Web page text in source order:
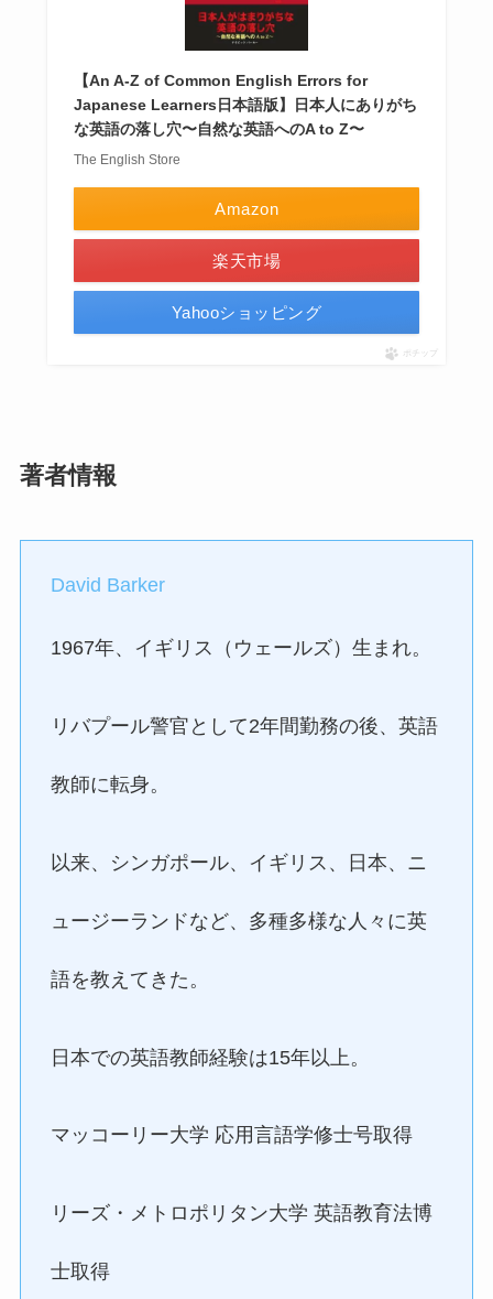
【An A-Z of Common English Errors for
Japanese Learners日本語版】日本人にありがち
な英語の落し穴〜自然な英語へのA to Z〜
The English Store
Amazon
楽天市場
Yahooショッピング
ポチップ
著者情報
David Barker
1967年、イギリス（ウェールズ）生まれ。
リバプール警官として2年間勤務の後、英語
教師に転身。
以来、シンガポール、イギリス、日本、ニ
ュージーランドなど、多種多様な人々に英
語を教えてきた。
日本での英語教師経験は15年以上。
マッコーリー大学 応用言語学修士号取得
リーズ・メトロポリタン大学 英語教育法博
士取得